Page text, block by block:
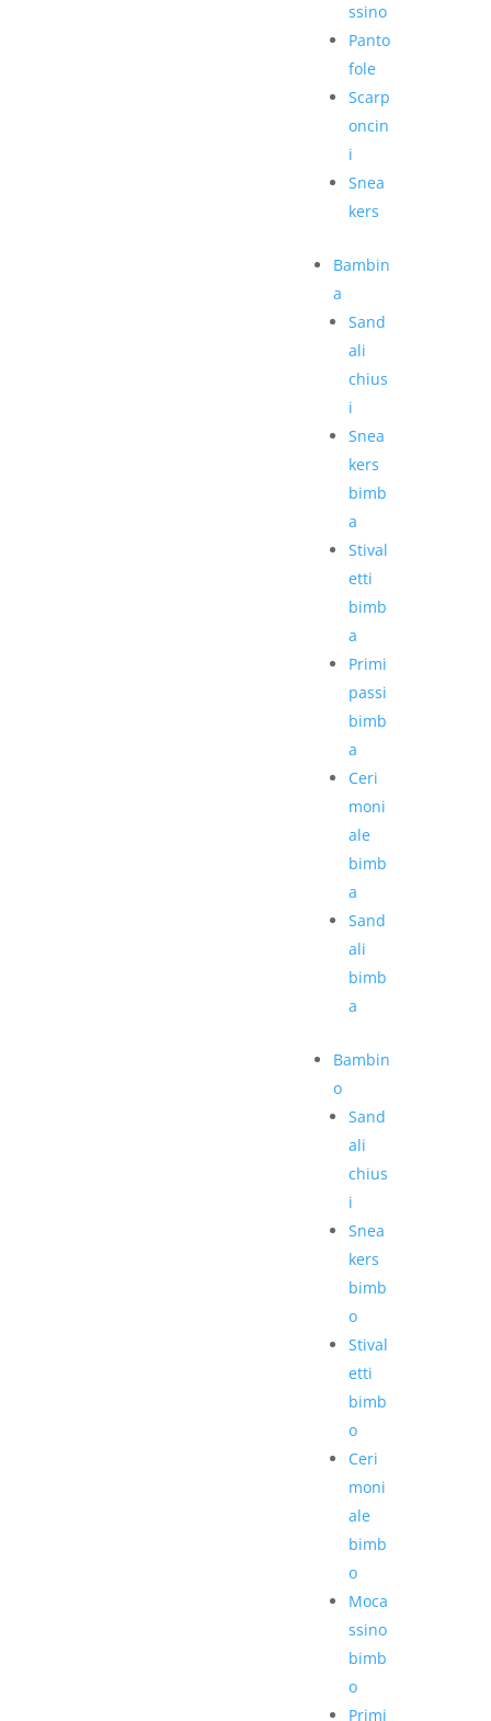
ssino
Panto
fole
Scarp
oncin
i
Snea
kers
Bambin
a
Sand
ali
chius
i
Snea
kers
bimb
a
Stival
etti
bimb
a
Primi
passi
bimb
a
Ceri
moni
ale
bimb
a
Sand
ali
bimb
a
Bambin
o
Sand
ali
chius
i
Snea
kers
bimb
o
Stival
etti
bimb
o
Ceri
moni
ale
bimb
o
Moca
ssino
bimb
o
Primi